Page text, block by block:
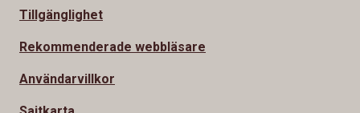
Tillgänglighet
Rekommenderade webbläsare
Användarvillkor